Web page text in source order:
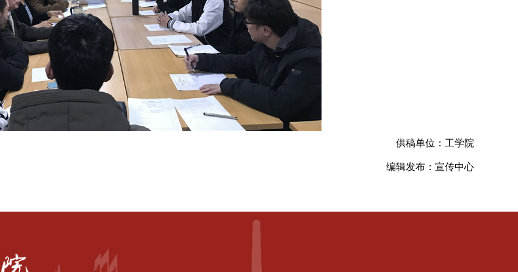
供稿单位：工学院
编辑发布：宣传中心